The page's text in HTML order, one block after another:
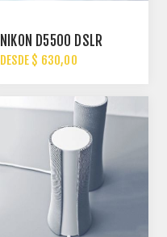
NIKON D5500 DSLR
DESDE $ 630,00